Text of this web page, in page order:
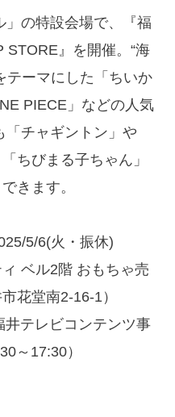
」の特設会場で、『福
STORE』を開催。“海
テーマにした「ちいか
PIECE」などの人気
「チャギントン」や
ちびまる子ちゃん」
きます。
5/6(火・振休)
ベル2階 おもちゃ売
花堂南2-16-1）
井テレビコンテンツ事
～17:30）